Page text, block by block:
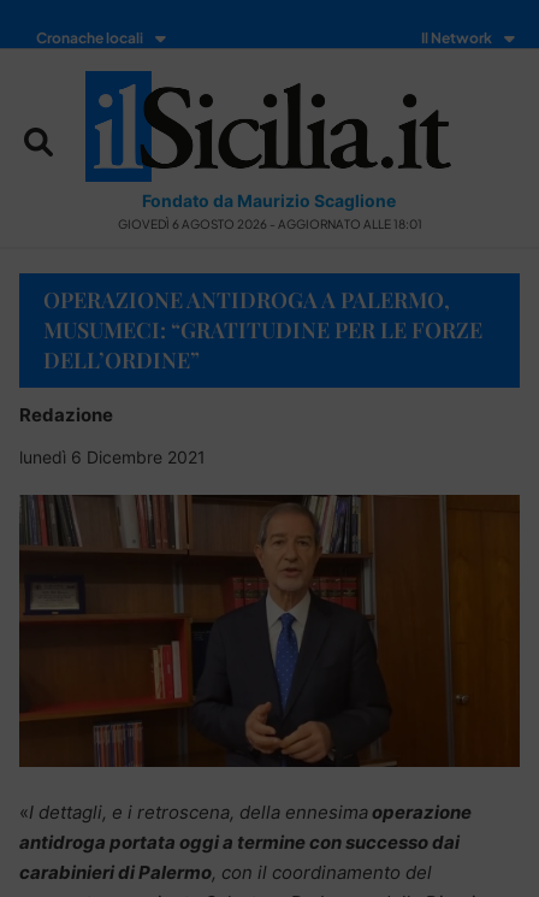
Cronache locali Il Network
Fondato da Maurizio Scaglione
GIOVEDÌ 6 AGOSTO 2026 - AGGIORNATO ALLE 18:01
OPERAZIONE ANTIDROGA A PALERMO,
MUSUMECI: “GRATITUDINE PER LE FORZE
DELL’ORDINE”
Redazione
lunedì 6 Dicembre 2021
«I dettagli, e i retroscena, della ennesimaoperazione
antidroga portata oggi a termine con successo dai
carabinieri di Palermo, con il coordinamento del